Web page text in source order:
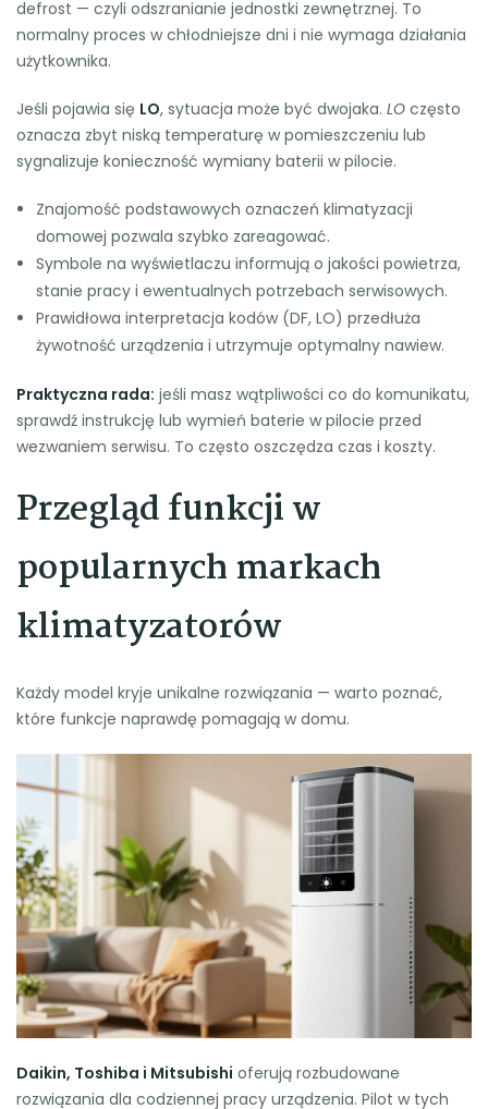
defrost — czyli odszranianie jednostki zewnętrznej. To
normalny proces w chłodniejsze dni i nie wymaga działania
użytkownika.
Jeśli pojawia się LO, sytuacja może być dwojaka. LO często
oznacza zbyt niską temperaturę w pomieszczeniu lub
sygnalizuje konieczność wymiany baterii w pilocie.
Znajomość podstawowych oznaczeń klimatyzacji
domowej pozwala szybko zareagować.
Symbole na wyświetlaczu informują o jakości powietrza,
stanie pracy i ewentualnych potrzebach serwisowych.
Prawidłowa interpretacja kodów (DF, LO) przedłuża
żywotność urządzenia i utrzymuje optymalny nawiew.
Praktyczna rada: jeśli masz wątpliwości co do komunikatu,
sprawdź instrukcję lub wymień baterie w pilocie przed
wezwaniem serwisu. To często oszczędza czas i koszty.
Przegląd funkcji w
popularnych markach
klimatyzatorów
Każdy model kryje unikalne rozwiązania — warto poznać,
które funkcje naprawdę pomagają w domu.
Daikin, Toshiba i Mitsubishi oferują rozbudowane
rozwiązania dla codziennej pracy urządzenia. Pilot w tych